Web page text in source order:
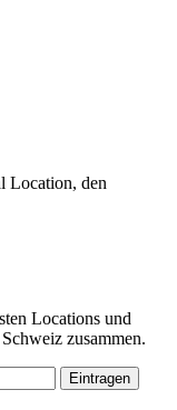
Location, den
Locations und
zusammen.
Eintragen